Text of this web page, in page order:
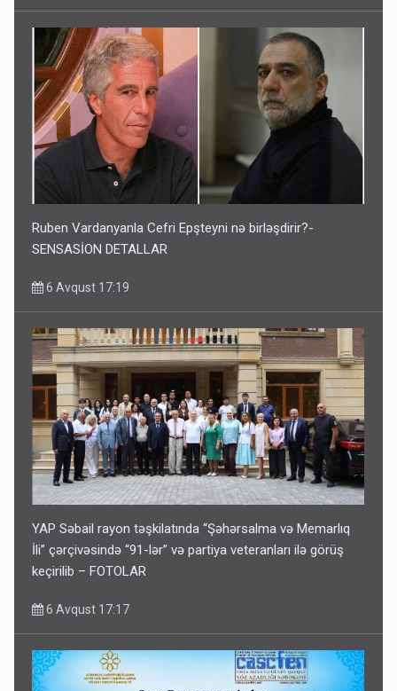
Ruben Vardanyanla Cefri Epşteyni nə birləşdirir?-
SENSASİON DETALLAR
6 Avqust 17:19
YAP Səbail rayon təşkilatında “Şəhərsalma və Memarlıq
İli” çərçivəsində “91-lər” və partiya veteranları ilə görüş
keçirilib – FOTOLAR
6 Avqust 17:17